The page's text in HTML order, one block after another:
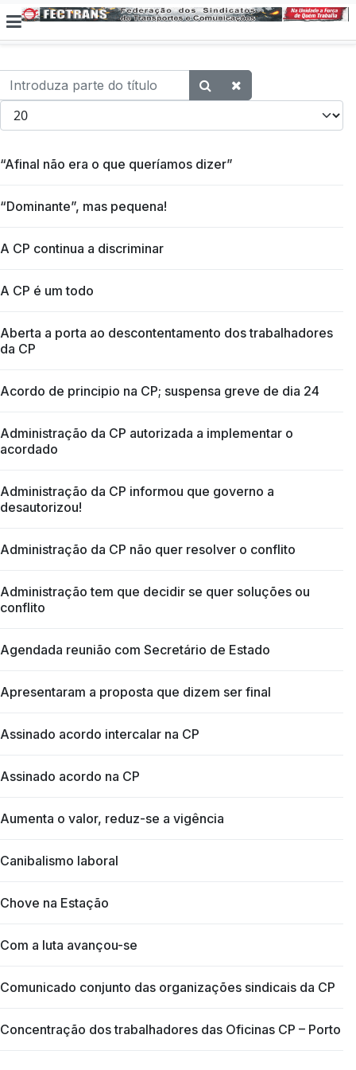
Introduza parte do título
Qtd. a exibir
“Afinal não era o que queríamos dizer”
“Dominante”, mas pequena!
A CP continua a discriminar
A CP é um todo
Aberta a porta ao descontentamento dos trabalhadores
da CP
Acordo de principio na CP; suspensa greve de dia 24
Administração da CP autorizada a implementar o
acordado
Administração da CP informou que governo a
desautorizou!
Administração da CP não quer resolver o conflito
Administração tem que decidir se quer soluções ou
conflito
Agendada reunião com Secretário de Estado
Apresentaram a proposta que dizem ser final
Assinado acordo intercalar na CP
Assinado acordo na CP
Aumenta o valor, reduz-se a vigência
Canibalismo laboral
Chove na Estação
Com a luta avançou-se
Comunicado conjunto das organizações sindicais da CP
Concentração dos trabalhadores das Oficinas CP – Porto